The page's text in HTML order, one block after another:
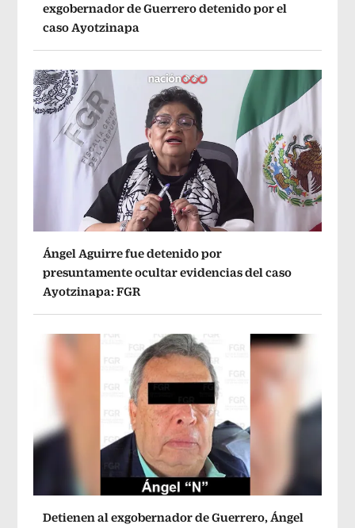
exgobernador de Guerrero detenido por el
caso Ayotzinapa
Ángel Aguirre fue detenido por
presuntamente ocultar evidencias del caso
Ayotzinapa: FGR
Detienen al exgobernador de Guerrero, Ángel